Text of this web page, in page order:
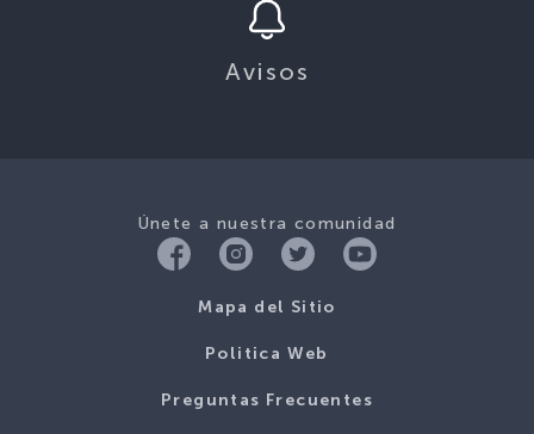
Avisos
Únete a nuestra comunidad
Mapa del Sitio
Politica Web
Preguntas Frecuentes